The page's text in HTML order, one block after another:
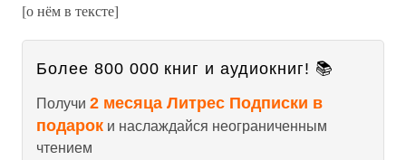
[о нём в тексте]
Более 800 000 книг и аудиокниг! 📚
Получи 2 месяца Литрес Подписки в
подарок и наслаждайся неограниченным
чтением